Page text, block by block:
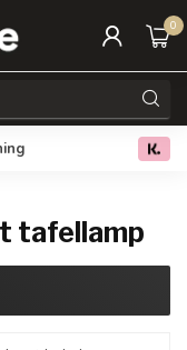
0
Gratis
tafellamp